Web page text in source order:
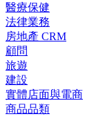
醫療保健
法律業務
房地產 CRM
顧問
旅遊
建設
實體店面與電商
商品品類